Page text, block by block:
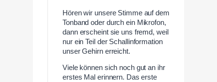
Hören wir unsere Stimme auf dem
Tonband oder durch ein Mikrofon,
dann erscheint sie uns fremd, weil
nur ein Teil der Schallinformation
unser Gehirn erreicht.
Viele können sich noch gut an ihr
erstes Mal erinnern. Das erste